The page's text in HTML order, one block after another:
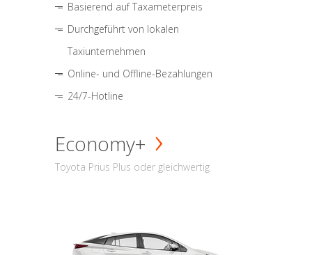
Basierend auf Taxameterpreis
Durchgeführt von lokalen
Taxiunternehmen
Online- und Offline-Bezahlungen
24/7-Hotline
Economy+
Toyota Prius Plus oder gleichwertig